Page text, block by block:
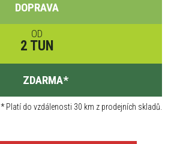
DOPRAVA
OD
2 TUN
ZDARMA*
*Platí do vzdálenosti 30 km z prodejních skladů.